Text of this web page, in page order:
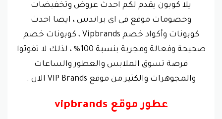
يلا كوبون يقدم لكم احدث عروض وتخفيضات
وخصومات موقع فى اى براندس ، ايضا احدث
كوبونات وأكواد خصم Vipbrands ، كوبونات خصم
صحيحة وفعالة ومجربة بنسبة 100% ، لذلك لا تفوتوا
فرصة تسوق الملابس والعطور والساعات
والمجوهرات والكثير من موقع VIP Brands الان .
عطور موقع vipbrands